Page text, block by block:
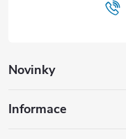
Novinky
Informace